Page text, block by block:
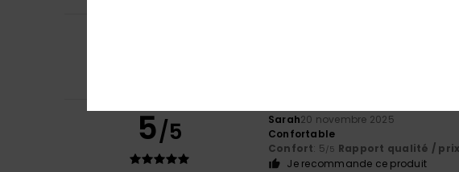
5/5 Sarah20 novembre 2025
Confortable
Confort: 5/5 Rapport qualité / prix
Je recommande ce produit